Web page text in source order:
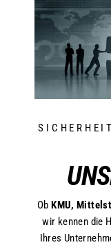
ObKMU,
wir kennen die
Ihres